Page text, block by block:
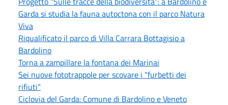
Garda si studia la fauna autoctona con il parco Natura
Viva
Riqualificato il parco di Villa Carrara Bottagisio a
Bardolino
Torna a zampillare la fontana dei Marinai
Sei nuove fototrappole per scovare i "furbetti dei
rifiuti"
Ciclovia del Garda: Comune di Bardolino e Veneto